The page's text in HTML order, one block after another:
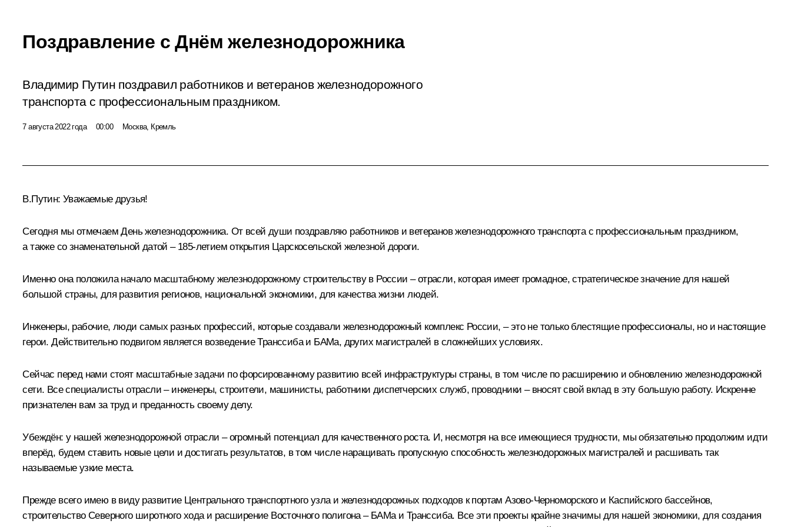
Поздравление с Днём железнодорожника
Владимир Путин поздравил работников и ветеранов железнодорожного
транспорта с профессиональным праздником.
7 августа 2022 года 00:00 Москва, Кремль
В.Путин: Уважаемые друзья!
Сегодня мы отмечаем День железнодорожника. От всей души поздравляю работников и ветеранов железнодорожного транспорта с профессиональным праздником,
а также со знаменательной датой – 185-летием открытия Царскосельской железной дороги.
Именно она положила начало масштабному железнодорожному строительству в России – отрасли, которая имеет громадное, стратегическое значение для нашей
большой страны, для развития регионов, национальной экономики, для качества жизни людей.
Инженеры, рабочие, люди самых разных профессий, которые создавали железнодорожный комплекс России, – это не только блестящие профессионалы, но и настоящие
герои. Действительно подвигом является возведение Транссиба и БАМа, других магистралей в сложнейших условиях.
Сейчас перед нами стоят масштабные задачи по форсированному развитию всей инфраструктуры страны, в том числе по расширению и обновлению железнодорожной
сети. Все специалисты отрасли – инженеры, строители, машинисты, работники диспетчерских служб, проводники – вносят свой вклад в эту большую работу. Искренне
признателен вам за труд и преданность своему делу.
Убеждён: у нашей железнодорожной отрасли – огромный потенциал для качественного роста. И, несмотря на все имеющиеся трудности, мы обязательно продолжим идти
вперёд, будем ставить новые цели и достигать результатов, в том числе наращивать пропускную способность железнодорожных магистралей и расшивать так
называемые узкие места.
Прежде всего имею в виду развитие Центрального транспортного узла и железнодорожных подходов к портам Азово-Черноморского и Каспийского бассейнов,
строительство Северного широтного хода и расширение Восточного полигона – БАМа и Транссиба. Все эти проекты крайне значимы для нашей экономики, для создания